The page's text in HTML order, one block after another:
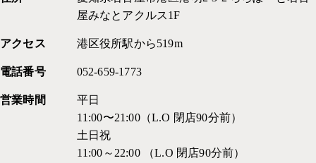
屋みなとアクルス1F
アクセス 港区役所駅から519m
電話番号 052-659-1773
営業時間
平日
11:00〜21:00（L.O 閉店90分前）
土日祝
11:00～22:00 （L.O 閉店90分前）